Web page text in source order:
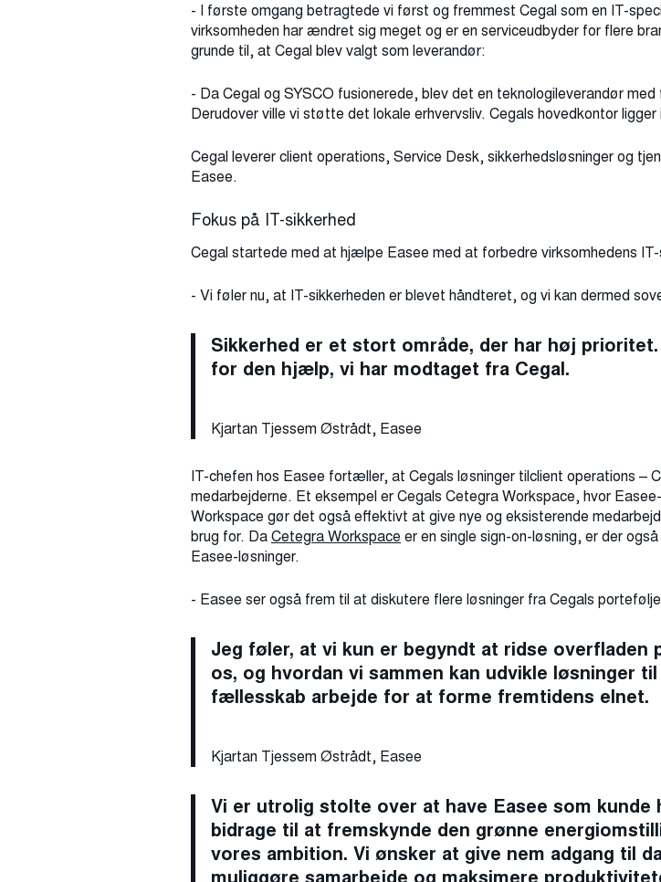
- I første omgang betragtede vi først og fremmest Cegal som en IT-
virksomheden har ændret sig meget og er en serviceudbyder for flere
grunde til, at Cegal blev valgt som leverandør:
- Da Cegal og SYSCO fusionerede, blev det en teknologileverandør
Derudover ville vi støtte det lokale erhvervsliv. Cegals hovedkontor
Cegal leverer client operations, Service Desk, sikkerhedsløsninger og
Easee.
Fokus på IT-sikkerhed
Cegal startede med at hjælpe Easee med at forbedre virksomhedens
- Vi føler nu, at IT-sikkerheden er blevet håndteret, og vi kan dermed
Sikkerhed er et stort område, der har høj
for den hjælp, vi har modtaget fra Cegal.
Kjartan Tjessem Østrådt, Easee
IT-chefen hos Easee fortæller, at Cegals løsninger tilclient operations –
medarbejderne. Et eksempel er Cegals Cetegra Workspace, hvor
Workspace gør det også effektivt at give nye og eksisterende
brug for. DaCetegra Workspace er en single sign-on-løsning, er der
Easee-løsninger.
- Easee ser også frem til at diskutere flere løsninger fra Cegals
Jeg føler, at vi kun er begyndt at ridse overfladen
os, og hvordan vi sammen kan udvikle løsninger
fællesskab arbejde for at forme fremtidens elnet.
Kjartan Tjessem Østrådt, Easee
Vi er utrolig stolte over at have Easee som kunde
bidrage til at fremskynde den grønne
vores ambition. Vi ønsker at give nem adgang til